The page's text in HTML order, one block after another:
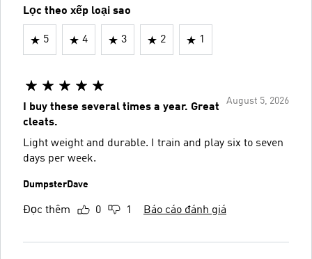
Lọc theo xếp loại sao
5 4 3 2 1
August 5, 2026
I buy these several times a year. Great
cleats.
Light weight and durable. I train and play six to seven
days per week.
DumpsterDave
Đọc thêm 0 1 Báo cáo đánh giá